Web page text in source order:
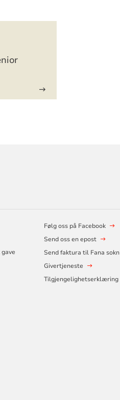
Følg oss på Facebook
Send oss en epost
Send faktura til Fana sokn
Givertjeneste
Tilgjengelighetserklæring